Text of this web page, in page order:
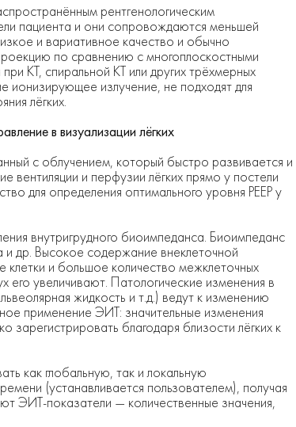
рентгенологическим
пациента и они сопровождаются меньшей
и вариативное качество и обычно
по сравнению с многоплоскостными
КТ, спиральной КТ или других трёхмерных
излучение, не подходят для
лёгких.
в визуализации лёгких
с облучением, который быстро развивается и
вентиляции и перфузии лёгких прямо у постели
для определения оптимального уровня PEEP у
внутригрудного биоимпеданса. Биоимпеданс
др. Высокое содержание внеклеточной
клетки и большое количество межклеточных
его увеличивают. Патологические изменения в
жидкость и т.д.) ведут к изменению
применение ЭИТ: значительные изменения
благодаря близости лёгких к
как глобальную, так и локальную
(устанавливается пользователем), получая
ЭИТ-показатели — количественные значения,